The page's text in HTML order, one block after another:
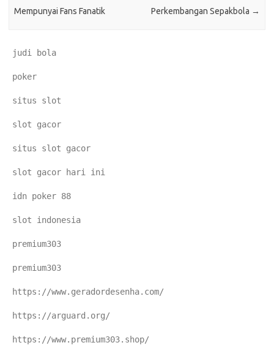
Mempunyai Fans Fanatik
Perkembangan Sepakbola →
judi bola
poker
situs slot
slot gacor
situs slot gacor
slot gacor hari ini
idn poker 88
slot indonesia
premium303
premium303
https://www.geradordesenha.com/
https://arguard.org/
https://www.premium303.shop/